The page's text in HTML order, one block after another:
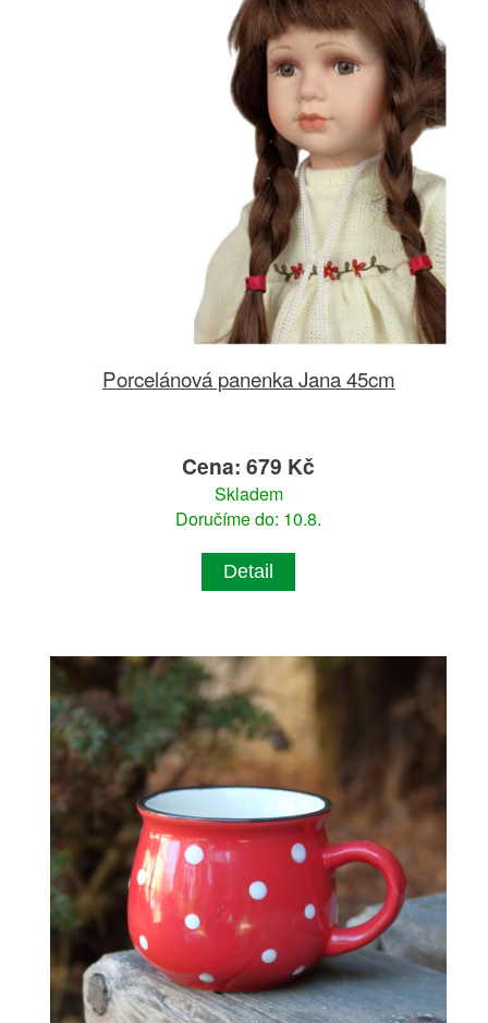
Porcelánová panenka Jana 45cm
Cena: 679 Kč
Skladem
Doručíme do: 10.8.
Detail